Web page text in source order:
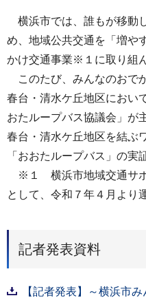
横浜市では、誰もが移動
め、地域公共交通を「増や
かけ交通事業※１に取り組
このたび、みんなのおで
春台・清水ケ丘地区におい
おたループバス協議会」が
春台・清水ケ丘地区を結ぶ
「おおたループバス」の実
※１ 横浜市地域交通サポ
として、令和７年４月より
記者発表資料
【記者発表】～横浜市